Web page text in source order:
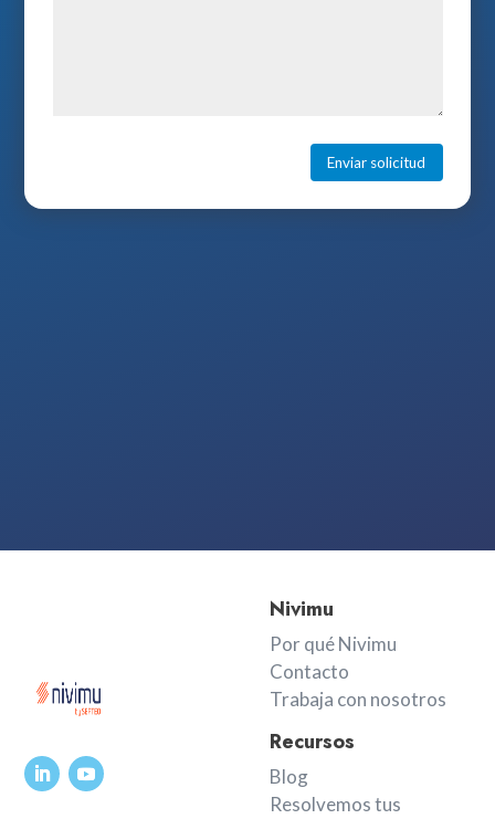
Enviar solicitud
Nivimu
Por qué Nivimu
Contacto
Trabaja con nosotros
Recursos
Blog
Resolvemos tus